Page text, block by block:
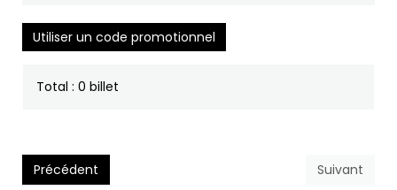
Utiliser un code promotionnel
Total : 0 billet
Précédent Suivant